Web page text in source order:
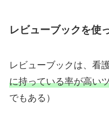
レビューブックを使
レビューブックは、看
に持っている率が高い
でもある）